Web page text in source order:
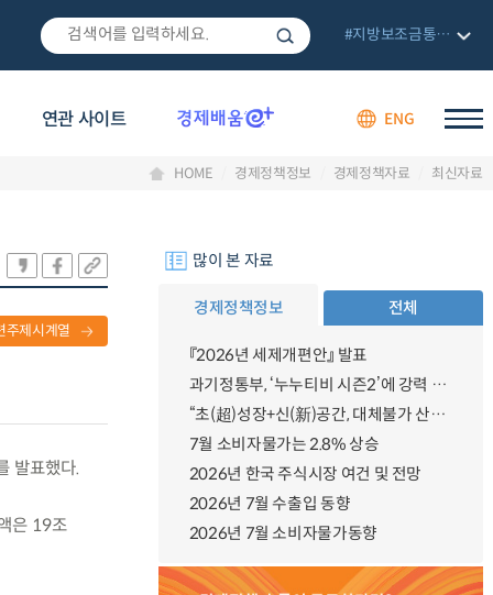
연관 사이트 ENG
#지방보조금통합관리망
HOME 경제정책정보 경제정책자료 최신자료
주제시계열
발표했다.
은 19조
많이 본 자료
경제정책정보 전체
『2026년 세제개편안』 발표
과기정통부, ‘누누티비 시즌2’에 강력 대응 의지 밝혀
“초(超)성장+신(新)공간, 대체불가 산업강국”
7월 소비자물가는 2.8% 상승
2026년 한국 주식시장 여건 및 전망
2026년 7월 수출입 동향
2026년 7월 소비자물가동향